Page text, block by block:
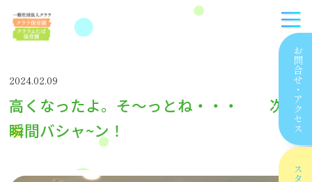
お問合せ
・
アクセス
2024.02.09
高くなったよ。そ〜っとね・・・ 次の
瞬間バシャ~ン！